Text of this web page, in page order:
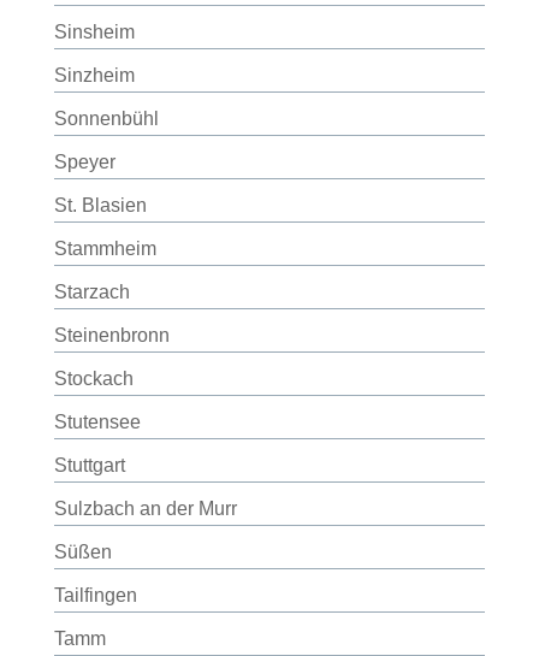
Sinsheim
Sinzheim
Sonnenbühl
Speyer
St. Blasien
Stammheim
Starzach
Steinenbronn
Stockach
Stutensee
Stuttgart
Sulzbach an der Murr
Süßen
Tailfingen
Tamm